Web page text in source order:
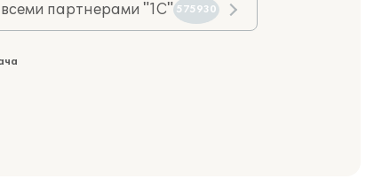
партнерами "1С" 575930